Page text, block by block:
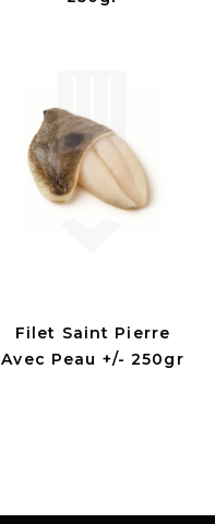
Filet Saint Pierre
Avec Peau +/- 250gr